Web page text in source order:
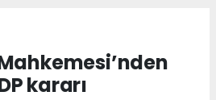
kararı